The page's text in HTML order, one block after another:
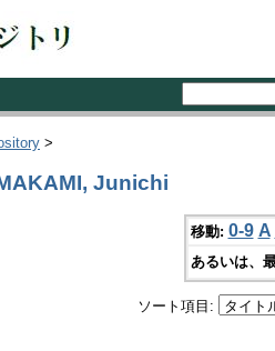
>
Junichi
移動: 0-9 A
あるいは、
ソート項目: